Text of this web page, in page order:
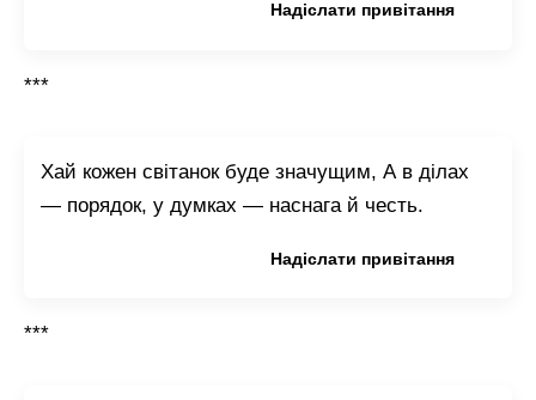
Надіслати привітання
***
Хай кожен світанок буде значущим, А в ділах
— порядок, у думках — наснага й честь.
Надіслати привітання
***